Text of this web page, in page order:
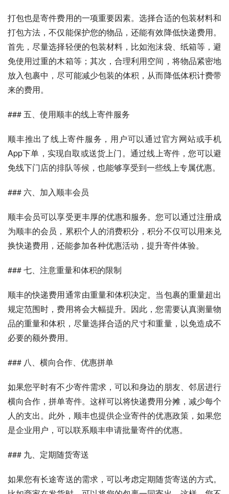
打包也是寄件费用的一项重要因素。选择合适的包装材料和
打包方法，不仅能保护您的物品，还能有效降低快递费用。
首先，尽量选择轻便的包装材料，比如泡沫袋、纸箱等，避
免使用过重的木箱等；其次，合理利用空间，将物品紧密地
放入包裹中，尽可能减少包装的体积，从而降低体积计费带
来的费用。
### 五、使用顺丰的线上寄件服务
顺丰推出了线上寄件服务，用户可以通过官方网站或手机
App下单，实现自取或送货上门。通过线上寄件，您可以避
免线下门店的排队等候，也能够享受到一些线上专属优惠。
### 六、加入顺丰会员
顺丰会员可以享受更丰厚的优惠和服务。您可以通过注册成
为顺丰的会员，累积个人的消费积分，积分不仅可以用来兑
换快递费用，还能参加各种优惠活动，提升寄件体验。
### 七、注意重量和体积的限制
顺丰的快递费用通常由重量和体积决定。当包裹的重量超出
规定范围时，费用将会大幅提升。因此，您需要认真测量物
品的重量和体积，尽量选择合适的尺寸和重量，以免造成不
必要的额外费用。
### 八、横向合作、优惠拼单
如果您平时有不少寄件需求，可以和身边的朋友、邻居进行
横向合作，拼单寄件。这样可以将快递费用分摊，减少每个
人的支出。此外，顺丰也提供企业寄件的优惠政策，如果您
是企业用户，可以联系顺丰申请批量寄件的优惠。
### 九、定期随货寄送
如果您有长途寄送的需求，可以考虑定期随货寄送的方式。